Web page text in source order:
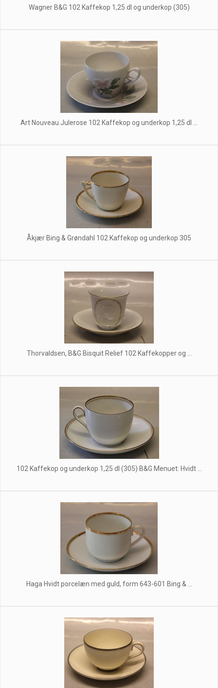
Wagner B&G 102 Kaffekop 1,25 dl og underkop (305)
Art Nouveau Julerose 102 Kaffekop og underkop 1,25 dl ...
Åkjær Bing & Grøndahl 102 Kaffekop og underkop 305
Thorvaldsen, B&G Bisquit Relief 102 Kaffekopper og ...
102 Kaffekop og underkop 1,25 dl (305) B&G Menuet: Hvidt ...
Haga Hvidt porcelæn med guld, form 643-601 Bing & ...